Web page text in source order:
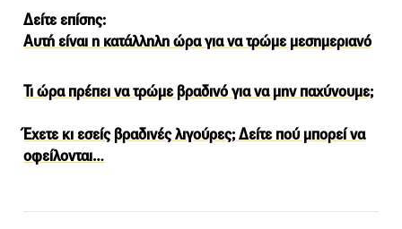
Δείτε επίσης:
Αυτή είναι η κατάλληλη ώρα για να τρώμε μεσημεριανό
Τι ώρα πρέπει να τρώμε βραδινό για να μην παχύνουμε;
Έχετε κι εσείς βραδινές λιγούρες; Δείτε πού μπορεί να
οφείλονται…